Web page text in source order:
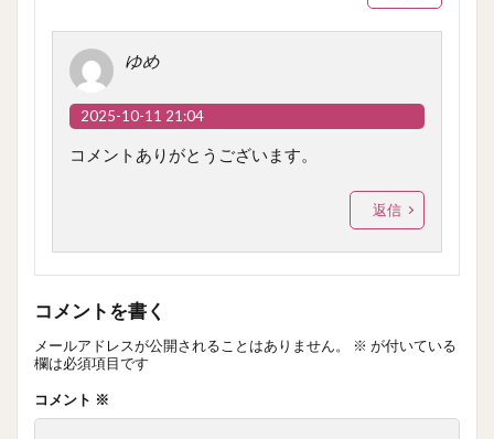
ゆめ
2025-10-11 21:04
コメントありがとうございます。
返信
コメントを書く
メールアドレスが公開されることはありません。 ※ が付いている
欄は必須項目です
コメント ※